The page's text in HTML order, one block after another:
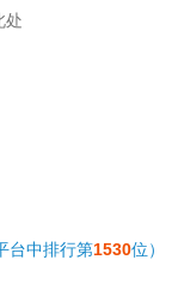
处
台中排行第1530位）